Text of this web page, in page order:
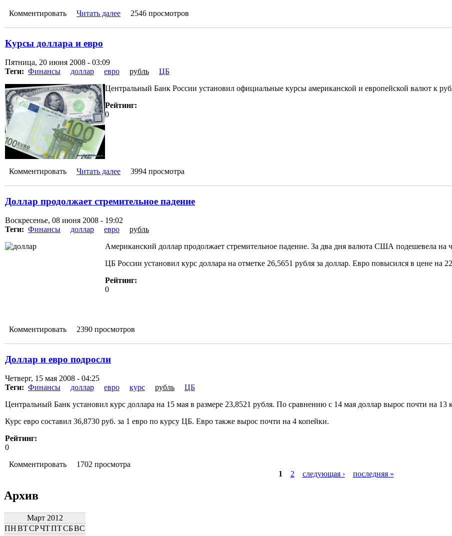
Комментировать Читать далее 2546 просмотров
Курсы доллара и евро
Пятница, 20 июня 2008 - 03:09
Теги: Финансы доллар евро рубль
ЦБ
Центральный Банк России установил официальные курсы американской и европейской валют к
Рейтинг:
0
Комментировать Читать далее 3994 просмотра
Доллар продолжает стремительное падение
Воскресенье, 08 июня 2008 - 19:02
Теги: Финансы доллар евро
рубль
Американский доллар продолжает стремительное падение. За два дня валюта США подешевела на
ЦБ России установил курс доллара на отметке 26,5651 рубля за доллар. Евро повысился в цене на
Рейтинг:
0
Комментировать 2390 просмотров
Доллар и евро подросли
Четверг, 15 мая 2008 - 04:25
Теги: Финансы доллар евро курс рубль
ЦБ
Центральный Банк установил курс доллара на 15 мая в размере 23,8521 рубля. По сравнению с 14 мая доллар вырос почти на 13
Курс евро составил 36,8730 руб. за 1 евро по курсу ЦБ. Евро также вырос почти на 4 копейки.
Рейтинг:
0
Комментировать
1702 просмотра
1
2 следующая › последняя »
Архив
Март 2012
ПНВТСРЧТПТСБВС